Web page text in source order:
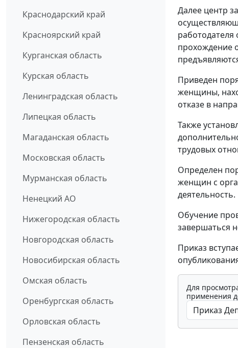
Краснодарский край
Красноярский край
Курганская область
Курская область
Ленинградская область
Липецкая область
Магаданская область
Московская область
Мурманская область
Ненецкий АО
Нижегородская область
Новгородская область
Новосибирская область
Омская область
Оренбургская область
Орловская область
Пензенская область
Далее центр
прохождение
Приведен
женщины,
отказе в
Также
трудовых
Определен
женщин с
деятельность.
Обучение
завершаться
Приказ
Для
применения